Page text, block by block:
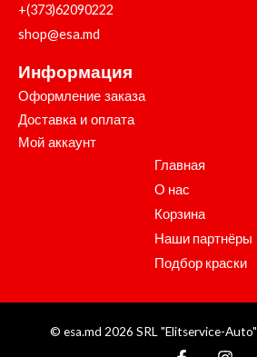
+(373)62090222
shop@esa.md
Информация
Оформление заказа
Доставка и оплата
Мой аккаунт
Главная
О нас
Корзина
Наши партнёры
Подбор краски
© esa.md 2026 SRL "Elitservice-Auto"